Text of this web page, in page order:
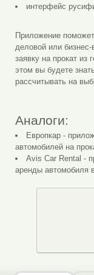
интерфейс
Приложение
деловой или
заявку на прокат из
этом вы будете
рассчитывать на
Аналоги:
Европкар -
автомобилей на
Avis Car Rental -
аренды автомобиля